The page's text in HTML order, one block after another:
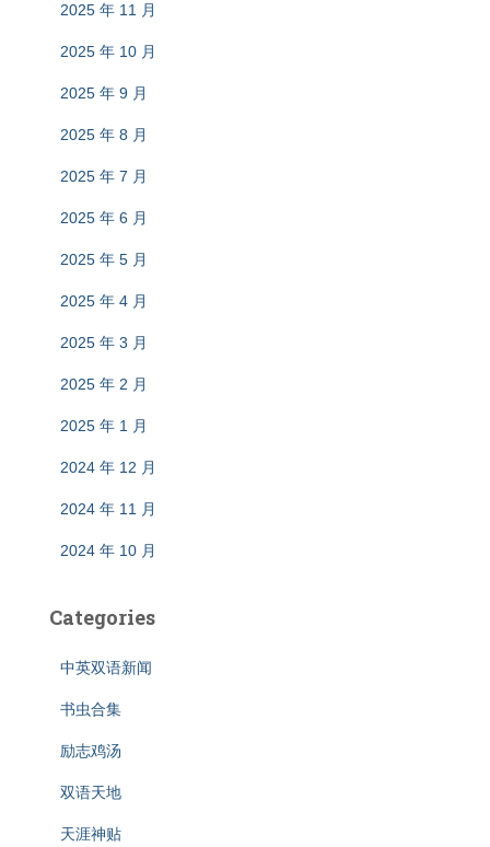
2025 年 11 月
2025 年 10 月
2025 年 9 月
2025 年 8 月
2025 年 7 月
2025 年 6 月
2025 年 5 月
2025 年 4 月
2025 年 3 月
2025 年 2 月
2025 年 1 月
2024 年 12 月
2024 年 11 月
2024 年 10 月
Categories
中英双语新闻
书虫合集
励志鸡汤
双语天地
天涯神贴